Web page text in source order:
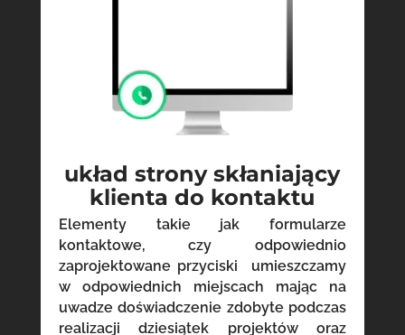
układ strony skłaniający
klienta do kontaktu
Elementy takie jak formularze
kontaktowe, czy odpowiednio
zaprojektowane przyciski umieszczamy
w odpowiednich miejscach mając na
uwadze doświadczenie zdobyte podczas
realizacji dziesiątek projektów oraz